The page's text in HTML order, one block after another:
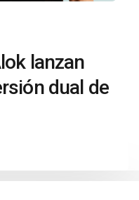
lanzan
dual de